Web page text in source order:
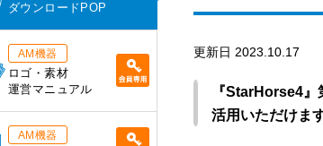
更新日 2023.10.17
『StarHorse4
活用いただけま
ダウンロードPOP
AM機器
ロゴ・素材
運営マニュアル
AM機器